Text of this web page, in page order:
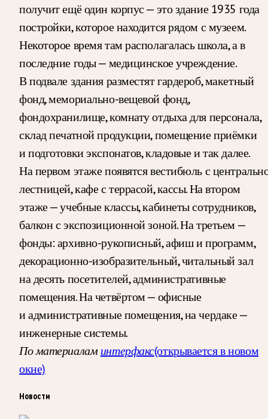
получит ещё один корпус — это здание 1935 года
постройки, которое находится рядом с музеем.
Некоторое время там располагалась школа, а в
последние годы — медицинское учреждение.
В подвале здания разместят гардероб, макетный
фонд, мемориально-вещевой фонд,
фондохранилище, комнату отдыха для персонала,
склад печатной продукции, помещение приёмки
и подготовки экспонатов, кладовые и так далее.
На первом этаже появятся вестибюль с
лестницей, кафе с террасой, кассы. На втором
этаже — учебные классы, кабинеты сотрудников,
балкон с экспозиционной зоной. На третьем —
фонды: архивно-рукописный, афиш и программ,
декорационно-изобразительный, читальный зал
на десять посетителей, административные
помещения. На четвёртом — офисные
и административные помещения, на чердаке —
инженерные системы.
По материаламинтерфакс(открывается в новом
окне)
Новости